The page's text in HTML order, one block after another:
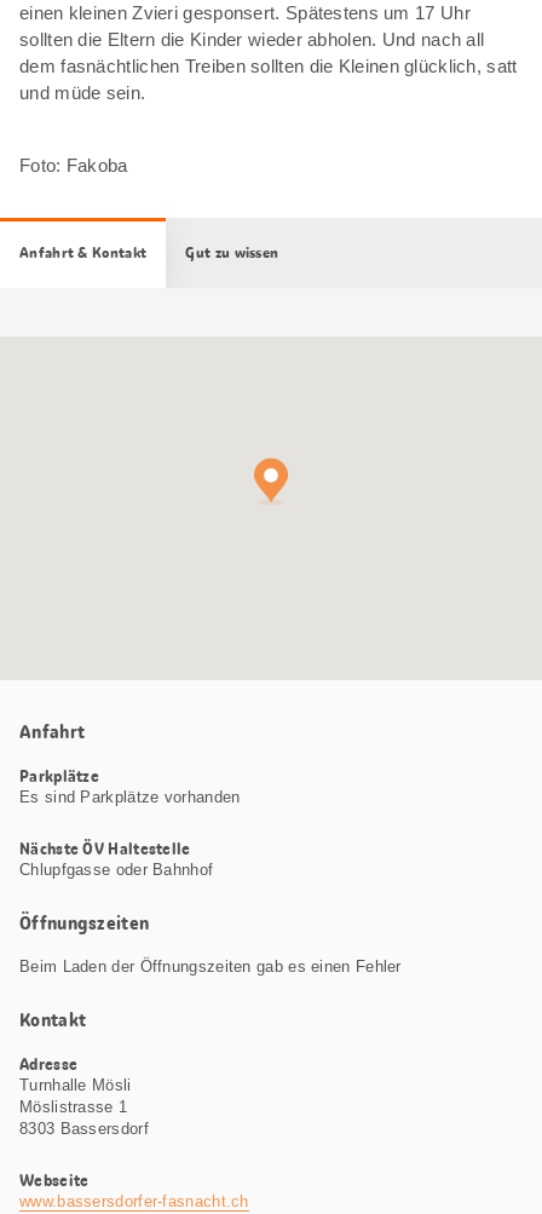
einen kleinen Zvieri gesponsert. Spätestens um 17 Uhr
sollten die Eltern die Kinder wieder abholen. Und nach all
dem fasnächtlichen Treiben sollten die Kleinen glücklich, satt
und müde sein.
Foto: Fakoba
Anfahrt & Kontakt Gut zu wissen
Anfahrt
Parkplätze
Es sind Parkplätze vorhanden
Nächste ÖV Haltestelle
Chlupfgasse oder Bahnhof
Öffnungszeiten
Beim Laden der Öffnungszeiten gab es einen Fehler
Kontakt
Adresse
Turnhalle Mösli
Möslistrasse 1
8303 Bassersdorf
Webseite
www.bassersdorfer-fasnacht.ch